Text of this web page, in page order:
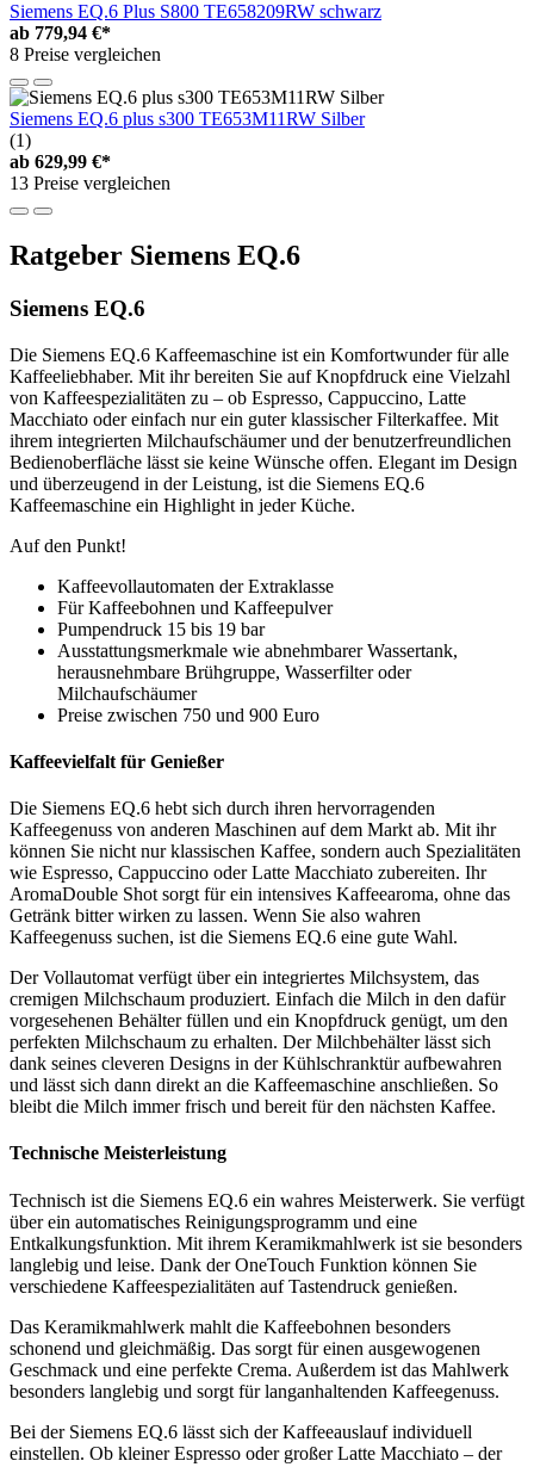
Siemens EQ.6 Plus S800 TE658209RW schwarz
ab 779,94 €*
8 Preise vergleichen
Siemens EQ.6 plus s300 TE653M11RW Silber
(1)
ab 629,99 €*
13 Preise vergleichen
Ratgeber Siemens EQ.6
Siemens EQ.6
Die Siemens EQ.6 Kaffeemaschine ist ein Komfortwunder für alle
Kaffeeliebhaber. Mit ihr bereiten Sie auf Knopfdruck eine Vielzahl
von Kaffeespezialitäten zu – ob Espresso, Cappuccino, Latte
Macchiato oder einfach nur ein guter klassischer Filterkaffee. Mit
ihrem integrierten Milchaufschäumer und der benutzerfreundlichen
Bedienoberfläche lässt sie keine Wünsche offen. Elegant im Design
und überzeugend in der Leistung, ist die Siemens EQ.6
Kaffeemaschine ein Highlight in jeder Küche.
Auf den Punkt!
Kaffeevollautomaten der Extraklasse
Für Kaffeebohnen und Kaffeepulver
Pumpendruck 15 bis 19 bar
Ausstattungsmerkmale wie abnehmbarer Wassertank,
herausnehmbare Brühgruppe, Wasserfilter oder
Milchaufschäumer
Preise zwischen 750 und 900 Euro
Kaffeevielfalt für Genießer
Die Siemens EQ.6 hebt sich durch ihren hervorragenden
Kaffeegenuss von anderen Maschinen auf dem Markt ab. Mit ihr
können Sie nicht nur klassischen Kaffee, sondern auch Spezialitäten
wie Espresso, Cappuccino oder Latte Macchiato zubereiten. Ihr
AromaDouble Shot sorgt für ein intensives Kaffeearoma, ohne das
Getränk bitter wirken zu lassen. Wenn Sie also wahren
Kaffeegenuss suchen, ist die Siemens EQ.6 eine gute Wahl.
Der Vollautomat verfügt über ein integriertes Milchsystem, das
cremigen Milchschaum produziert. Einfach die Milch in den dafür
vorgesehenen Behälter füllen und ein Knopfdruck genügt, um den
perfekten Milchschaum zu erhalten. Der Milchbehälter lässt sich
dank seines cleveren Designs in der Kühlschranktür aufbewahren
und lässt sich dann direkt an die Kaffeemaschine anschließen. So
bleibt die Milch immer frisch und bereit für den nächsten Kaffee.
Technische Meisterleistung
Technisch ist die Siemens EQ.6 ein wahres Meisterwerk. Sie verfügt
über ein automatisches Reinigungsprogramm und eine
Entkalkungsfunktion. Mit ihrem Keramikmahlwerk ist sie besonders
langlebig und leise. Dank der OneTouch Funktion können Sie
verschiedene Kaffeespezialitäten auf Tastendruck genießen.
Das Keramikmahlwerk mahlt die Kaffeebohnen besonders
schonend und gleichmäßig. Das sorgt für einen ausgewogenen
Geschmack und eine perfekte Crema. Außerdem ist das Mahlwerk
besonders langlebig und sorgt für langanhaltenden Kaffeegenuss.
Bei der Siemens EQ.6 lässt sich der Kaffeeauslauf individuell
einstellen. Ob kleiner Espresso oder großer Latte Macchiato – der